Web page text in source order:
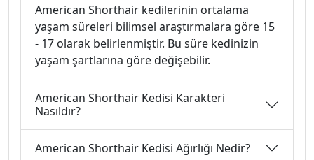
American Shorthair kedilerinin ortalama
yaşam süreleri bilimsel araştırmalara göre 15
- 17 olarak belirlenmiştir. Bu süre kedinizin
yaşam şartlarına göre değişebilir.
American Shorthair Kedisi Karakteri
Nasıldır?
American Shorthair Kedisi Ağırlığı Nedir?